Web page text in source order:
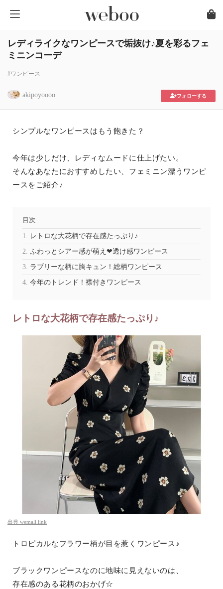
レディライクなワンピースで垢抜け♪夏を彩るフェ
ミニンコーデ
#ワンピース
akipoyoooo フォローする
シンプルなワンピースはもう飽きた？
今年は少しだけ、レディなムードに仕上げたい。
そんなあなたにおすすめしたい、フェミニン漂うワンピ
ースをご紹介♪
目次
レトロな大花柄で存在感たっぷり♪
ふわっとシアー感が萌え❤︎透け感ワンピース
ラブリーな柄に胸キュン！総柄ワンピース
今年のトレンド！襟付きワンピース
レトロな大花柄で存在感たっぷり♪
出典 wemall.link
トロピカルなフラワー柄が目を惹くワンピース♪
ブラックワンピースなのに地味に見えないのは、
存在感のある花柄のおかげ☆